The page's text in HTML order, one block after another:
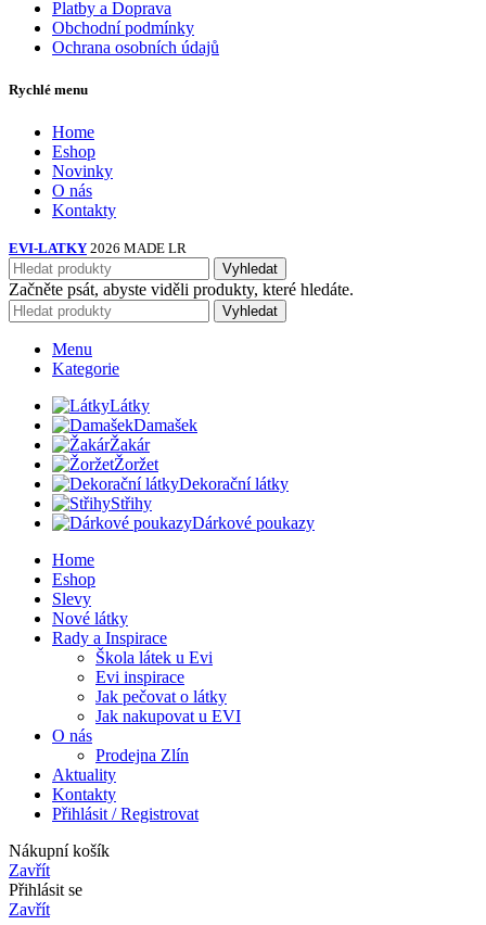
Platby a Doprava
Obchodní podmínky
Ochrana osobních údajů
Rychlé menu
Home
Eshop
Novinky
O nás
Kontakty
EVI-LATKY 2026 MADE LR
Vyhledat
Začněte psát, abyste viděli produkty, které hledáte.
Vyhledat
Menu
Kategorie
Látky
Damašek
Žakár
Žoržet
Dekorační látky
Střihy
Dárkové poukazy
Home
Eshop
Slevy
Nové látky
Rady a Inspirace
Škola látek u Evi
Evi inspirace
Jak pečovat o látky
Jak nakupovat u EVI
O nás
Prodejna Zlín
Aktuality
Kontakty
Přihlásit / Registrovat
Nákupní košík
Zavřít
Přihlásit se
Zavřít